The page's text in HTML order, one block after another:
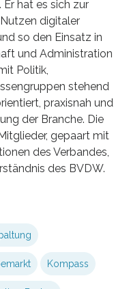
hat es sich zur
digitaler
so den Einsatz in
und Administration
Politik,
stehend
praxisnah und
der Branche. Die
gepaart mit
des Verbandes,
des BVDW.
Kompass